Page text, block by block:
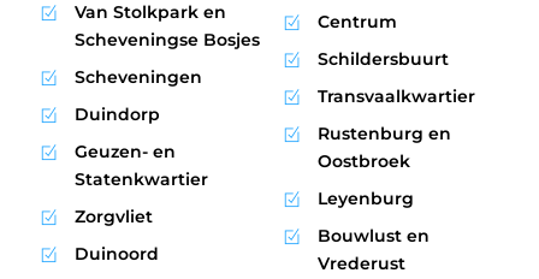
Van Stolkpark en
Scheveningse Bosjes
Scheveningen
Duindorp
Geuzen- en
Statenkwartier
Zorgvliet
Duinoord
Centrum
Schildersbuurt
Transvaalkwartier
Rustenburg en
Oostbroek
Leyenburg
Bouwlust en
Vrederust